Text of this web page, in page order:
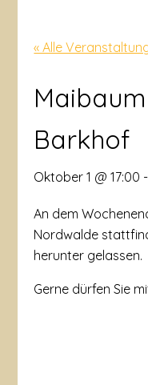
« Alle
Barkhof
Oktober 1 @ 17:00
An dem
Nordwalde
herunter gelassen.
Gerne dürfen Sie